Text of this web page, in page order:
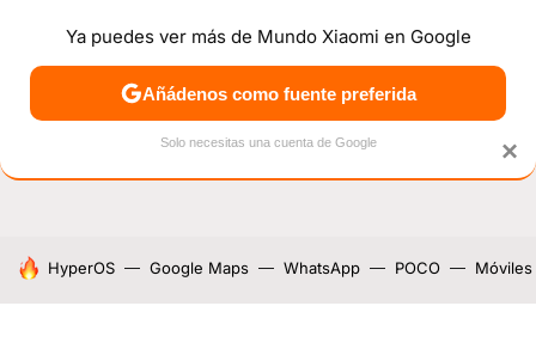
NOTICIAS MÓVILES TUTORIALES OFERTAS
HOY SE HABLA DE
HyperOS Google Maps WhatsApp POCO Móviles
×
Ya puedes ver más de Mundo Xiaomi en Google
Añádenos como fuente preferida
Solo necesitas una cuenta de Google